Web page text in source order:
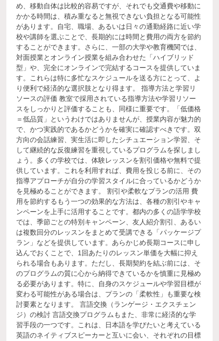
め、移動自体は比較的容易ですが、それでも交通費や移動に
かかる時間は、積み重なると無視できない負担となる可能性
があります。自宅、職場、あるいは日々の通勤経路に近い学
校や講師を選ぶことで、長期的には時間と費用の両方を節約
することができます。さらに、一部の大学や教育機関では、
対面授業とオンライン授業を組み合わせた「ハイブリッド
型」や、完全にオンラインで完結するコースを提供していま
す。これらは特に多忙なスケジュールを送る方にとって、よ
り便利で経済的な選択肢となり得ます。 指導方法と学習リ
ソースの評価 教室で採用されている指導方法や学習リソー
スをしっかりと評価することも、同様に重要です。「低価格
＝低品質」というわけではありませんが、授業内容が魅力的
で、かつ実践的であるかどうかを確実に確認すべきです。双
方向の会話練習、実生活に即したシチュエーション学習、そ
して継続的な反復練習を重視しているプログラムを探しまし
ょう。多くの学校では、体験レッスンを割引価格や無料で提
供しています。これを利用すれば、費用を投じる前に、その
指導アプローチが自分の学習スタイルに合っているかどうか
を見極めることができます。 割引や柔軟なプランの活用 費
用を節約するもう一つの効果的な方法は、各種の割引やキャ
ンペーンを上手に活用することです。都内の多くの語学学校
では、季節ごとの特別キャンペーン、友人紹介割引、あるい
は複数回分のレッスンをまとめて受講できる「パッケージプ
ラン」などを提供しています。あらかじめ長期コースに申し
込んでおくことで、1回あたりのレッスン単価を大幅に抑え
られる場合もあります。ただし、長期契約を結ぶ前には、そ
のプログラムの質に心から納得できているかを慎重に見極め
る必要があります。特に、自身のスケジュールや学習目標が
変わる可能性がある場合は、プランの「柔軟性」も重要な検
討要素となります。 言語交換（ランゲージ・エクスチェン
ジ）の検討 言語交換プログラムもまた、非常に経済的な学
習手段の一つです。これは、日本語を学びたいと考えている
英語のネイティブスピーカーと互いに会い、それぞれの目標